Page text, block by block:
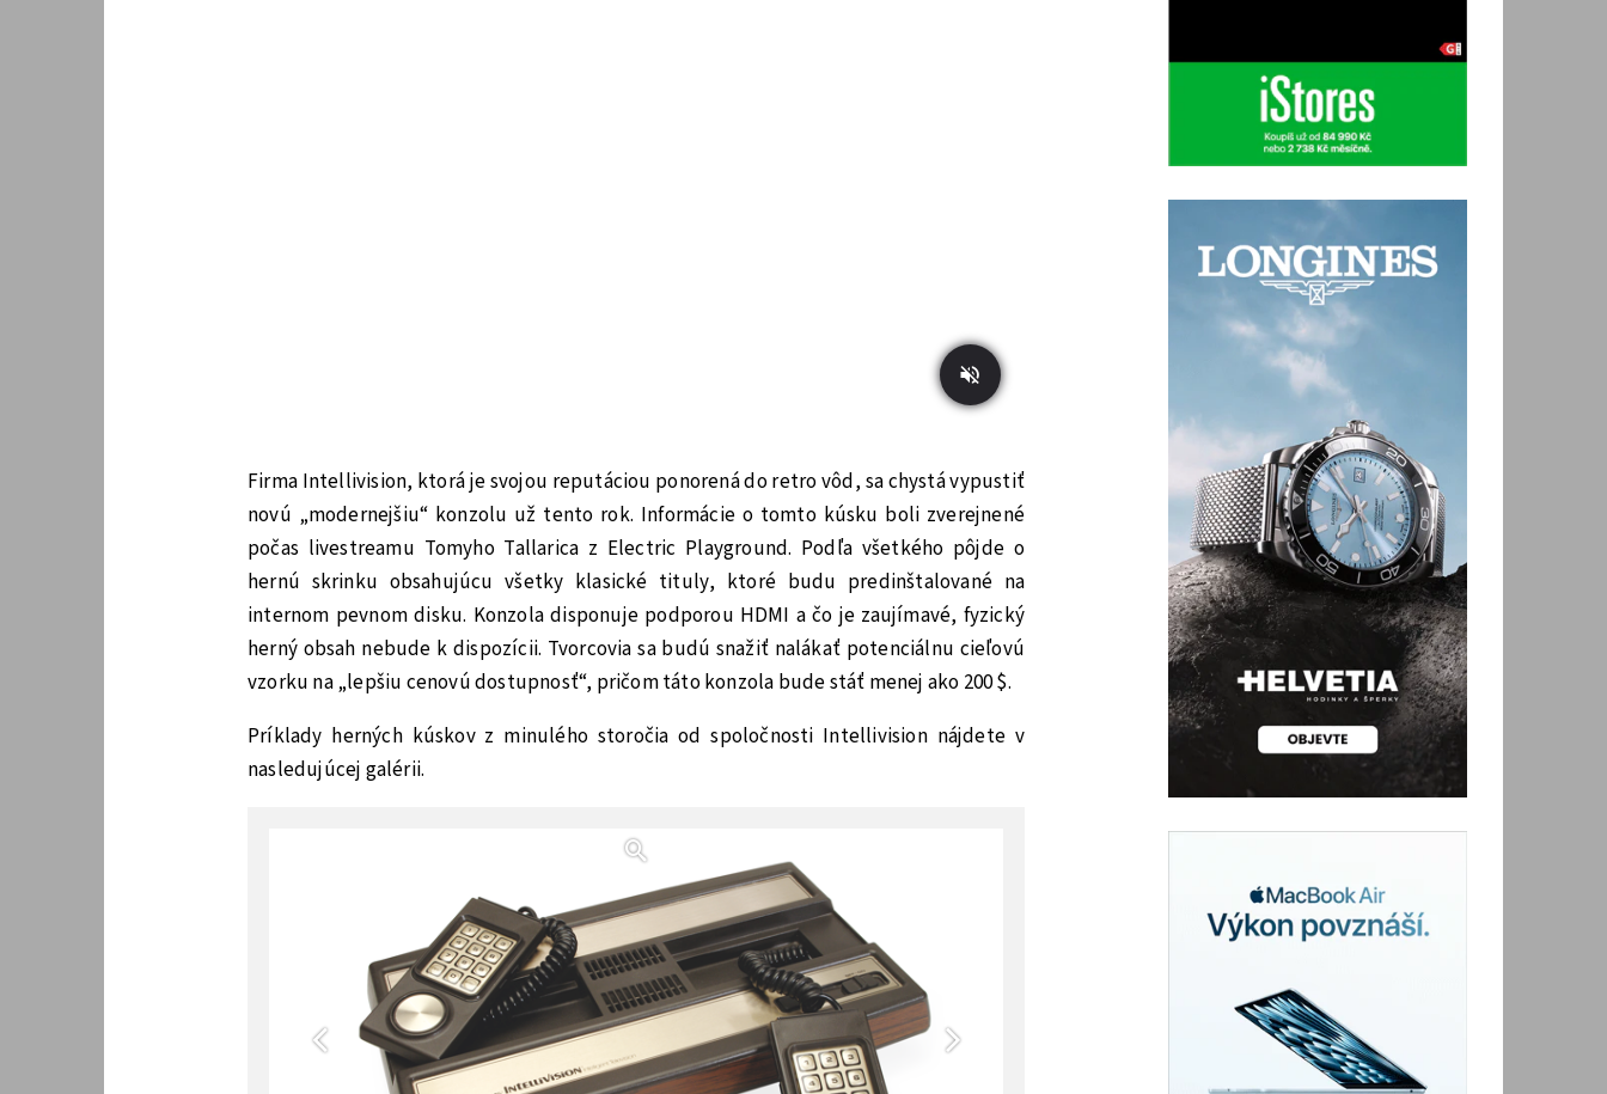
Firma Intellivision, ktorá je svojou reputáciou ponorená do retro vôd, sa chystá vypustiť
novú „modernejšiu“ konzolu už tento rok. Informácie o tomto kúsku boli zverejnené
počas livestreamu Tomyho Tallarica z Electric Playground. Podľa všetkého pôjde o
hernú skrinku obsahujúcu všetky klasické tituly, ktoré budu predinštalované na
internom pevnom disku. Konzola disponuje podporou HDMI a čo je zaujímavé, fyzický
herný obsah nebude k dispozícii. Tvorcovia sa budú snažiť nalákať potenciálnu cieľovú
vzorku na „lepšiu cenovú dostupnosť“, pričom táto konzola bude stáť menej ako 200 $.
Príklady herných kúskov z minulého storočia od spoločnosti Intellivision nájdete v
nasledujúcej galérii.